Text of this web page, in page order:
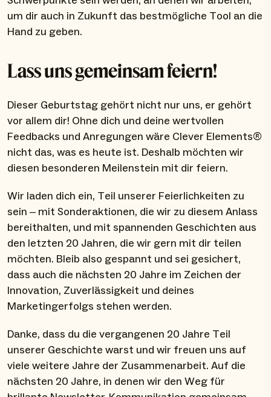
um dir auch in Zukunft das bestmögliche Tool an die
Hand zu geben.
Lass uns gemeinsam feiern!
Dieser Geburtstag gehört nicht nur uns, er gehört
vor allem dir! Ohne dich und deine wertvollen
Feedbacks und Anregungen wäre Clever Elements®
nicht das, was es heute ist. Deshalb möchten wir
diesen besonderen Meilenstein mit dir feiern.
Wir laden dich ein, Teil unserer Feierlichkeiten zu
sein – mit Sonderaktionen, die wir zu diesem Anlass
bereithalten, und mit spannenden Geschichten aus
den letzten 20 Jahren, die wir gern mit dir teilen
möchten. Bleib also gespannt und sei gesichert,
dass auch die nächsten 20 Jahre im Zeichen der
Innovation, Zuverlässigkeit und deines
Marketingerfolgs stehen werden.
Danke, dass du die vergangenen 20 Jahre Teil
unserer Geschichte warst und wir freuen uns auf
viele weitere Jahre der Zusammenarbeit. Auf die
nächsten 20 Jahre, in denen wir den Weg für